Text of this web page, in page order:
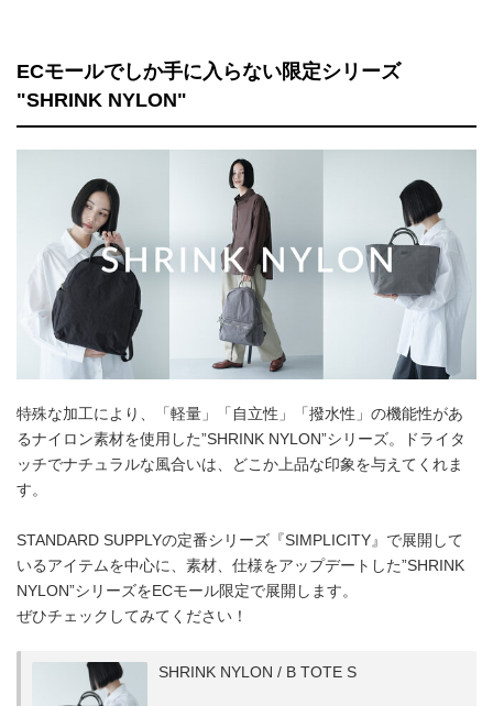
ECモールでしか手に入らない限定シリーズ
"SHRINK NYLON"
特殊な加工により、「軽量」「自立性」「撥水性」の機能性があ
るナイロン素材を使用した”SHRINK NYLON”シリーズ。ドライタ
ッチでナチュラルな風合いは、どこか上品な印象を与えてくれま
す。
STANDARD SUPPLYの定番シリーズ『SIMPLICITY』で展開して
いるアイテムを中心に、素材、仕様をアップデートした”SHRINK
NYLON”シリーズをECモール限定で展開します。
ぜひチェックしてみてください！
SHRINK NYLON / B TOTE S